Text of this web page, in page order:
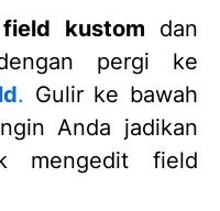
field kustom dan
pergi ke
. Gulir ke bawah
Anda jadikan
mengedit field